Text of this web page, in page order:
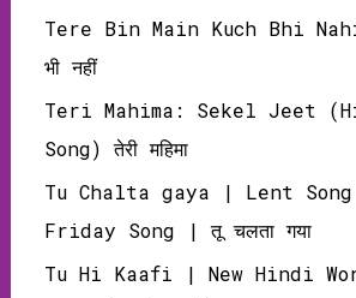
Tere Bin Main Kuch Bhi
भी नहीं
Teri Mahima: Sekel Jeet
Song) तेरी महिमा
Tu Chalta gaya | Lent
Friday Song | तू चलता गया
Tu Hi Kaafi | New Hindi